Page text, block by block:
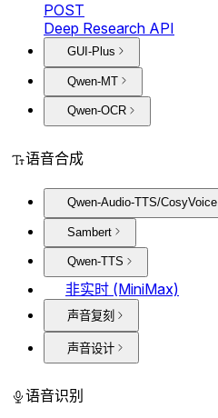
POST
Deep Research API
GUI-Plus
Qwen-MT
Qwen-OCR
语音合成
Qwen-Audio-TTS/CosyVoice
Sambert
Qwen-TTS
非实时 (MiniMax)
声音复刻
声音设计
语音识别